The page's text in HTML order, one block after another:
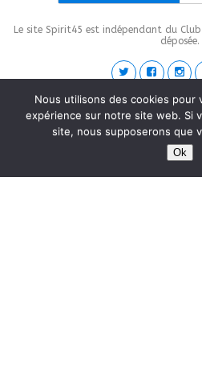
Le site Spirit45 est indépendant du
déposée.
This site is protected by wp-
Nous utilisons des cookies pour
expérience sur notre site web. Si
site, nous supposerons que
Ok